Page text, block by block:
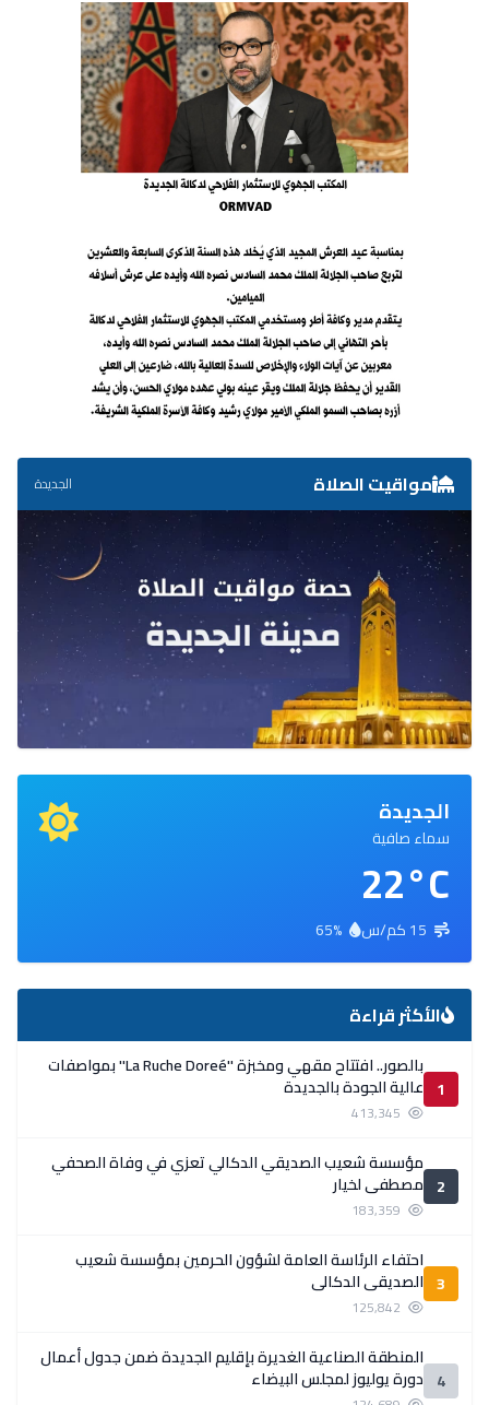
مواقيت الصلاة الجديدة
الجديدة
سماء صافية
22°C
الأكثر قراءة
1
بالصور.. افتتاح مقهي ومخبزة ''La Ruche Doreé'' بمواصفات
عالية الجودة بالجديدة
2
مؤسسة شعيب الصديقي الدكالي تعزي في وفاة الصحفي
مصطفى لخيار
3
احتفاء الرئاسة العامة لشؤون الحرمين بمؤسسة شعيب
الصديقي الدكالي
4
المنطقة الصناعية الغديرة بإقليم الجديدة ضمن جدول أعمال
دورة يوليوز لمجلس البيضاء